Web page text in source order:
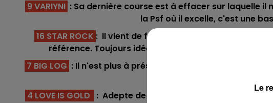
7h00 - 10h00
DEBOUT C'EST L'HEURE
9 VARIYNI : Sa dernière course est à effacer sur laquelle
la Psf où il excelle, c'est une
16 STAR ROCK : Il vient de faire une rentrée surprenante
référence. Toujours idéalement placé en bas de
7 BIG LOG : Il n'est plus à présenter dans ce genre de
4 LOVE IS GOLD
: Adepte de la fibré deauvillaise, il va
Le